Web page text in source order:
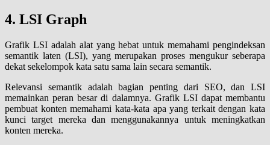
4. LSI Graph
Grafik LSI adalah alat yang hebat untuk memahami pengindeksan
semantik laten (LSI), yang merupakan proses mengukur seberapa
dekat sekelompok kata satu sama lain secara semantik.
Relevansi semantik adalah bagian penting dari SEO, dan LSI
memainkan peran besar di dalamnya. Grafik LSI dapat membantu
pembuat konten memahami kata-kata apa yang terkait dengan kata
kunci target mereka dan menggunakannya untuk meningkatkan
konten mereka.